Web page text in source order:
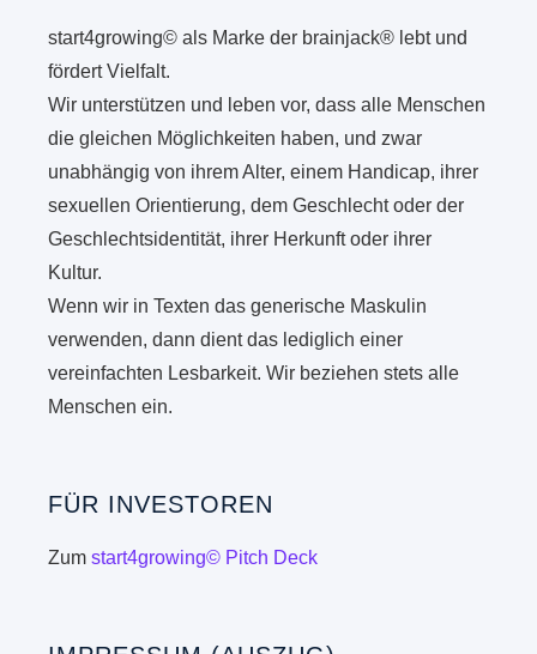
start4growing© als Marke der brainjack® lebt und
fördert Vielfalt.
Wir unterstützen und leben vor, dass alle Menschen
die gleichen Möglichkeiten haben, und zwar
unabhängig von ihrem Alter, einem Handicap, ihrer
sexuellen Orientierung, dem Geschlecht oder der
Geschlechtsidentität, ihrer Herkunft oder ihrer
Kultur.
Wenn wir in Texten das generische Maskulin
verwenden, dann dient das lediglich einer
vereinfachten Lesbarkeit. Wir beziehen stets alle
Menschen ein.
FÜR INVESTOREN
Zumstart4growing© Pitch Deck